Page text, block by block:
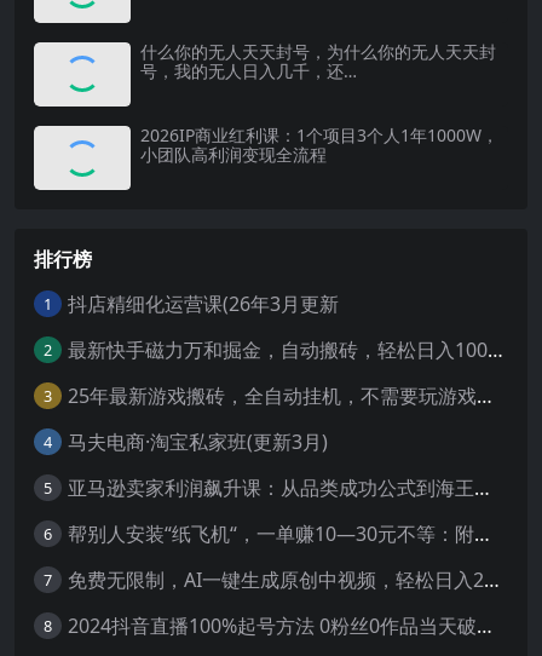
什么你的无人天天封号，为什么你的无人天天封
号，我的无人日入几千，还…
2026IP商业红利课：1个项目3个人1年1000W，
小团队高利润变现全流程
排行榜
1 抖店精细化运营课(26年3月更新
2 最新快手磁力万和掘金，自动搬砖，轻松日入100-200，操作简单
3 25年最新游戏搬砖，全自动挂机，不需要玩游戏，单手机操作日入300+
4 马夫电商·淘宝私家班(更新3月)
5 亚马逊卖家利润飙升课：从品类成功公式到海王打法，让每个SKU都成爆款一路飙升(更新26年3月
6 帮别人安装“纸飞机“，一单赚10—30元不等：附：免费节点
7 免费无限制，AI一键生成原创中视频，轻松日入2000+，超简单，可矩阵，…
8 2024抖音直播100%起号方法 0粉丝0作品当天破千人在线 多种变现方式